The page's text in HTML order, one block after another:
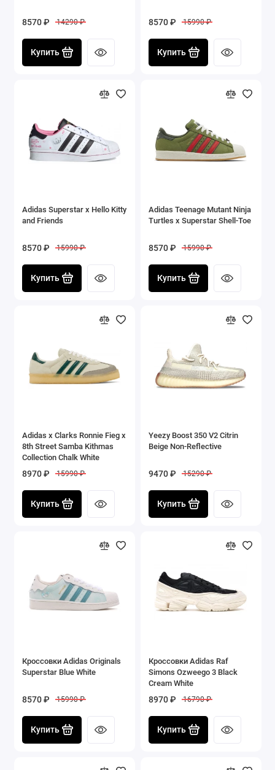
8570 ₽ 14290 ₽
Купить
8570 ₽ 15990 ₽
Купить
Adidas Superstar x Hello Kitty
and Friends
8570 ₽ 15990 ₽
Купить
Adidas Teenage Mutant Ninja
Turtles x Superstar Shell-Toe
8570 ₽ 15990 ₽
Купить
Adidas x Clarks Ronnie Fieg x
8th Street Samba Kithmas
Collection Chalk White
8970 ₽ 15990 ₽
Купить
Yeezy Boost 350 V2 Citrin
Beige Non-Reflective
9470 ₽ 15290 ₽
Купить
Кроссовки Adidas Originals
Superstar Blue White
8570 ₽ 15990 ₽
Купить
Кроссовки Adidas Raf
Simons Ozweego 3 Black
Cream White
8970 ₽ 16790 ₽
Купить